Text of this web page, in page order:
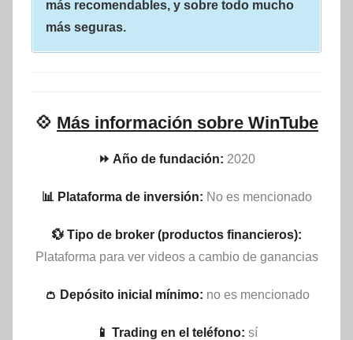
más recomendables, y sobre todo mucho
más seguras.
💠 Más información sobre WinTube
⏩ Año de fundación: 2020
📊 Plataforma de inversión: No es mencionado
💱 Tipo de broker (productos financieros):
Plataforma para ver videos a cambio de ganancias
👛 Depósito inicial mínimo: no es mencionado
📱 Trading en el teléfono: sí